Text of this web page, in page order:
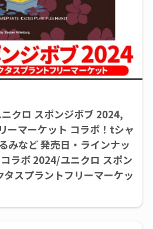
ニクロ スポンジボブ 2024,
ーマーケット コラボ！tシャ
みなど 発売日・ラインナッ
ラボ 2024/ユニクロ スポン
スプラントフリーマーケッ